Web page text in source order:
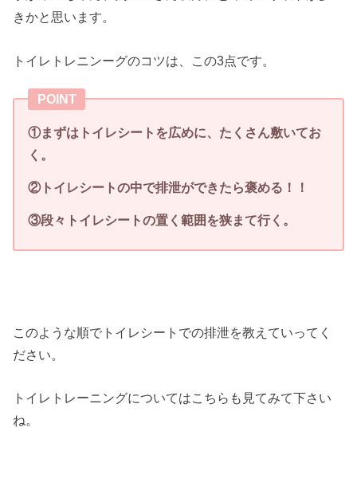
きかと思います。
トイレトレニンーグのコツは、この3点です。
POINT
①まずはトイレシートを広めに、たくさん敷いてお
く。
②トイレシートの中で排泄ができたら褒める！！
③段々トイレシートの置く範囲を狭まて行く。
このような順でトイレシートでの排泄を教えていってく
ださい。
トイレトレーニングについてはこちらも見てみて下さい
ね。